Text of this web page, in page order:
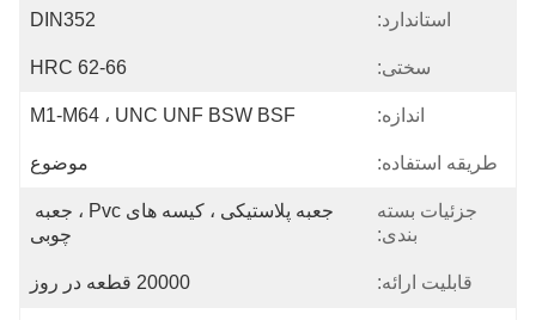
استاندارد: DIN352
سختی: 62-66 HRC
اندازه: M1-M64 ، UNC UNF BSW BSF
طریقه استفاده: موضوع
جزئیات بسته
بندی:
جعبه پلاستیکی ، کیسه های Pvc ، جعبه
چوبی
قابلیت ارائه: 20000 قطعه در روز